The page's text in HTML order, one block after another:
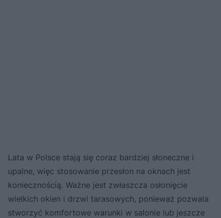
Lata w Polsce stają się coraz bardziej słoneczne i
upalne, więc stosowanie przesłon na oknach jest
koniecznością. Ważne jest zwłaszcza osłonięcie
wielkich okien i drzwi tarasowych, ponieważ pozwala
stworzyć komfortowe warunki w salonie lub jeszcze